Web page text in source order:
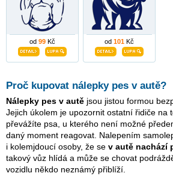
od 99 Kč od 101 Kč
Proč kupovat nálepky pes v autě?
Nálepky pes v autě jsou jistou formou
Jejich úkolem je upozornit ostatní řidiče na
převážíte psa, u kterého není možné
daný moment reagovat. Nalepením
i kolemjdoucí osoby, že se v autě nachází
takový vůz hlídá a může se chovat
vozidlu někdo neznámý přiblíží.